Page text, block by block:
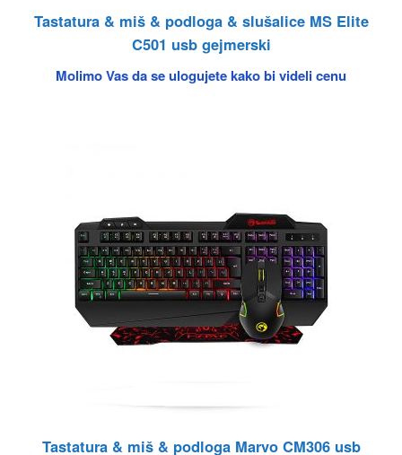
Tastatura & miš & podloga & slušalice MS Elite
C501 usb gejmerski
Molimo Vas da se ulogujete kako bi videli cenu
Tastatura & miš & podloga Marvo CM306 usb